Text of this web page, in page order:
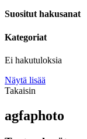
Suositut hakusanat
Kategoriat
Ei hakutuloksia
Näytä lisää
Takaisin
agfaphoto